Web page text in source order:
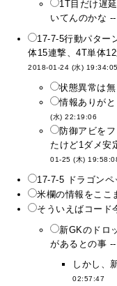
1T目だけ遅
いてんのかな
17-7-5行動パター
体15連撃、4T単体
2018-01-24 (水) 19:34:05
状態異常は
情報ありが
(水) 22:19:06
防御アビを
たけど1ダメ安
01-25 (木)
17-7-5 ドラゴン
米欄の情報をこ
そういえばコード
新GKのドロ
があるとの事
しかし、
02:57:47